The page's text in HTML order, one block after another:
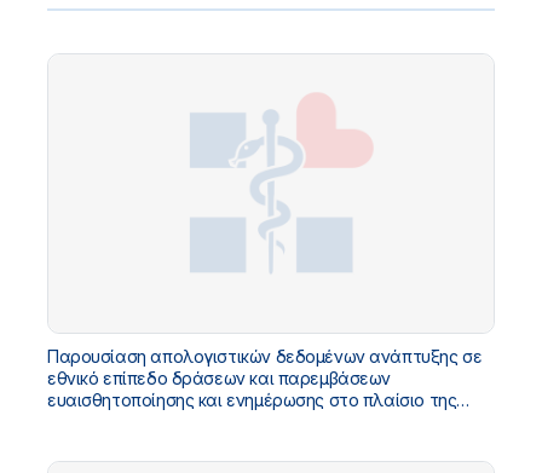
Παρουσίαση απολογιστικών δεδομένων ανάπτυξης σε
εθνικό επίπεδο δράσεων και παρεμβάσεων
ευαισθητοποίησης και ενημέρωσης στο πλαίσιο της